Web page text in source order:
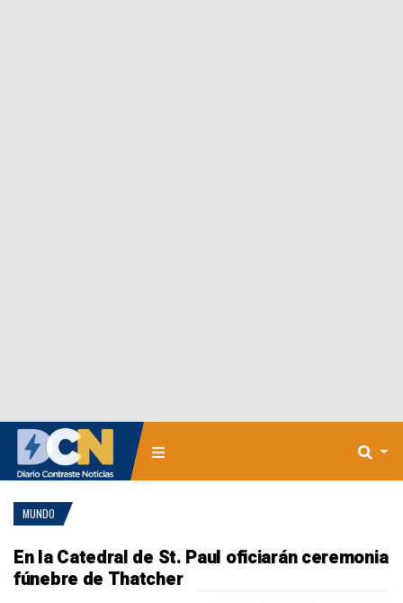
MUNDO
En la Catedral de St. Paul oficiarán ceremonia
fúnebre de Thatcher